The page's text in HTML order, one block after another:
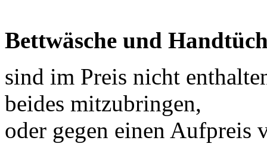
Bettwäsche und
sind im Preis nicht
beides mitzubringen,
oder gegen einen Aufpreis